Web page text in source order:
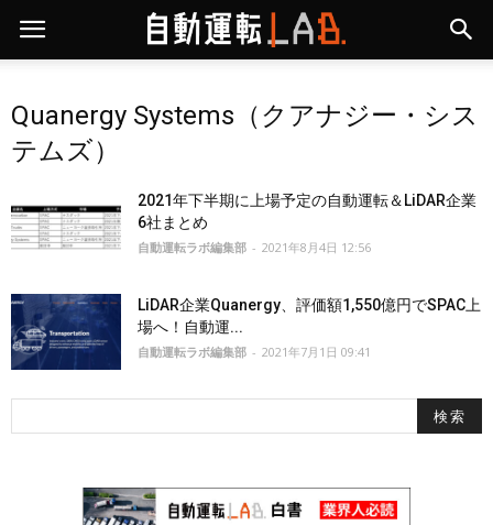
Quanergy Systems（クアナジー・シス
テムズ）
2021年下半期に上場予定の自動運転＆LiDAR企業
6社まとめ
自動運転ラボ編集部 - 2021年8月4日 12:56
LiDAR企業Quanergy、評価額1,550億円でSPAC上
場へ！自動運...
自動運転ラボ編集部 - 2021年7月1日 09:41